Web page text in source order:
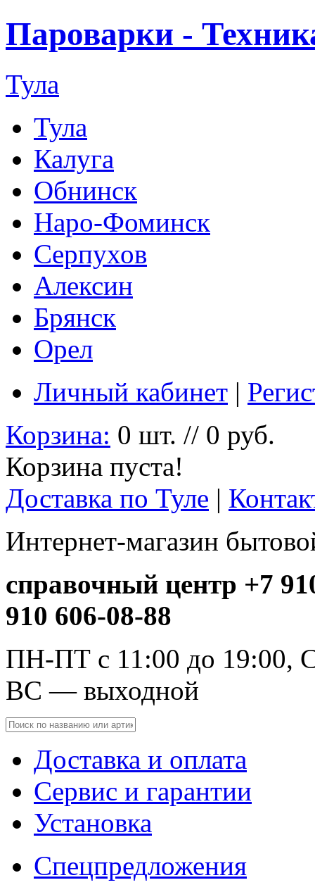
Пароварки -
Тула
Тула
Калуга
Обнинск
Наро-Фоминск
Серпухов
Алексин
Брянск
Орел
Личный кабинет |
Корзина: 0 шт. // 0 руб.
Корзина пуста!
Доставка по Туле |
Интернет-магазин
справочный центр +7
910 606-08-88
ПН-ПТ с 11:00 до 19:00,
ВС — выходной
Доставка и оплата
Сервис и гарантии
Установка
Спецпредложения